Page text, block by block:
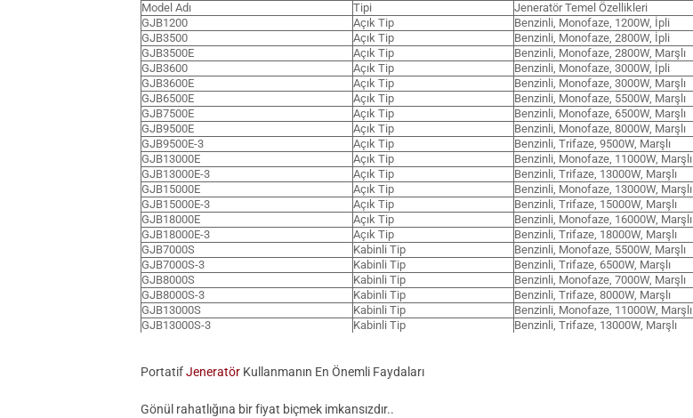
Model Adı Tipi
Jeneratör Temel Özellikleri
GJB1200
Açık Tip
Benzinli, Monofaze, 1200W, İpli
GJB3500
Açık Tip
Benzinli, Monofaze, 2800W, İpli
GJB3500E
Açık Tip
Benzinli, Monofaze, 2800W, Marşlı
GJB3600
Açık Tip
Benzinli, Monofaze, 3000W, İpli
GJB3600E
Açık Tip
Benzinli, Monofaze, 3000W, Marşlı
GJB6500E
Açık Tip
Benzinli, Monofaze, 5500W, Marşlı
GJB7500E
Açık Tip
Benzinli, Monofaze, 6500W, Marşlı
GJB9500E
Açık Tip
Benzinli, Monofaze, 8000W, Marşlı
GJB9500E-3
Açık Tip
Benzinli, Trifaze, 9500W, Marşlı
GJB13000E
Açık Tip
Benzinli, Monofaze, 11000W, Marşlı
GJB13000E-3
Açık Tip
Benzinli, Trifaze, 13000W, Marşlı
GJB15000E
Açık Tip
Benzinli, Monofaze, 13000W, Marşlı
GJB15000E-3
Açık Tip
Benzinli, Trifaze, 15000W, Marşlı
GJB18000E
Açık Tip
Benzinli, Monofaze, 16000W, Marşlı
GJB18000E-3
Açık Tip
Benzinli, Trifaze, 18000W, Marşlı
GJB7000S
Kabinli Tip
Benzinli, Monofaze, 5500W, Marşlı
GJB7000S-3
Kabinli Tip
Benzinli, Trifaze, 6500W, Marşlı
GJB8000S
Kabinli Tip
Benzinli, Monofaze, 7000W, Marşlı
GJB8000S-3
Kabinli Tip
Benzinli, Trifaze, 8000W, Marşlı
GJB13000S
Kabinli Tip
Benzinli, Monofaze, 11000W, Marşlı
GJB13000S-3
Kabinli Tip Benzinli, Trifaze, 13000W, Marşlı
PortatifJeneratörKullanmanın En Önemli Faydaları
Gönül rahatlığına bir fiyat biçmek imkansızdır..